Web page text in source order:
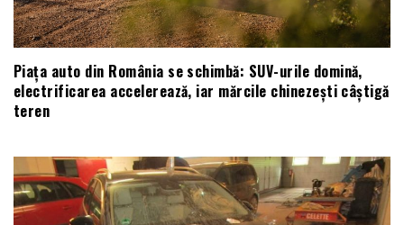
Piața auto din România se schimbă: SUV-urile domină,
electrificarea accelerează, iar mărcile chinezești câștigă
teren